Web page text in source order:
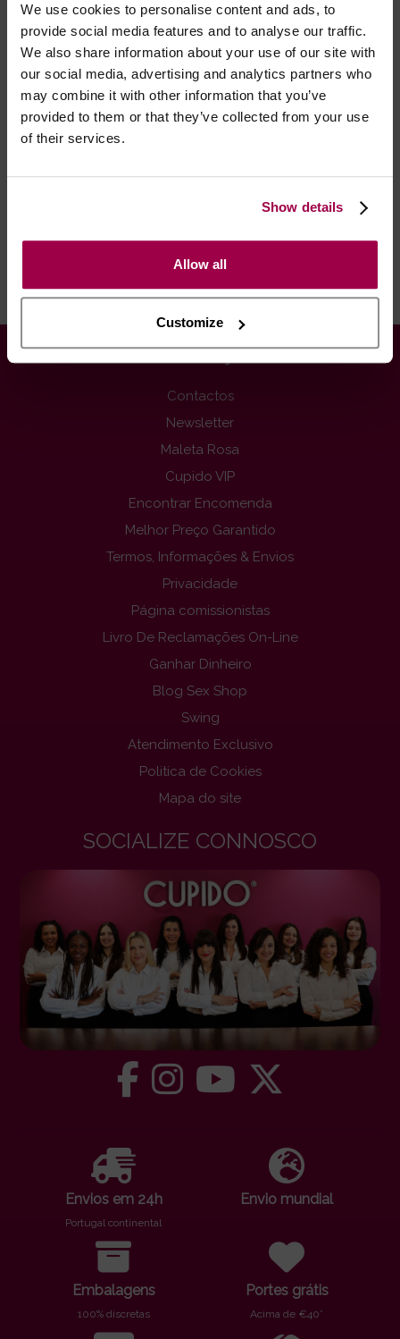
We use cookies to personalise content and ads, to
provide social media features and to analyse our traffic.
We also share information about your use of our site with
our social media, advertising and analytics partners who
may combine it with other information that you’ve
provided to them or that they’ve collected from your use
of their services.
Show details
Allow all
Customize
vestido. Veja em baixo alguns acessórios
disponíveis.
- Embalagens 100% discretas
- *Entrega em 24 horas para pedidos antes das 16:00 h.
Após as 16:00 h, a sua encomenda será entregue em 48
Possibilidade de atraso em épocas festivas.
RECOMENDAMOS
INFORMAÇÕES
Contactos
Newsletter
Maleta Rosa
Cupido VIP
Encontrar Encomenda
Melhor Preço Garantido
Termos, Informações & Envios
Privacidade
Página comissionistas
Livro De Reclamações On-Line
Ganhar Dinheiro
Blog Sex Shop
Swing
Atendimento Exclusivo
Politica de Cookies
Mapa do site
SOCIALIZE CONNOSCO
Envios em 24h
Portugal continental
Envio mundial
Embalagens
100% discretas
Portes grátis
Acima de €40*